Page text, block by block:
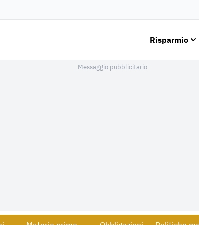
Risparmio
Messaggio pubblicitario